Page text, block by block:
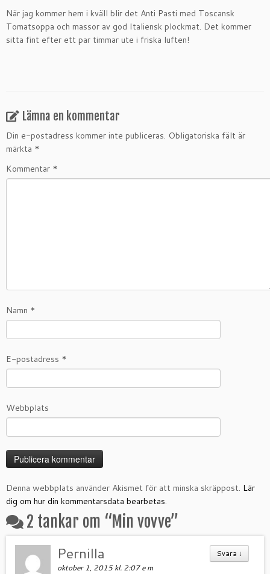
När jag kommer hem i kväll blir det Anti Pasti med Toscansk
Tomatsoppa och massor av god Italiensk plockmat. Det kommer
sitta fint efter ett par timmar ute i friska luften!
Lämna en kommentar
Din e-postadress kommer inte publiceras. Obligatoriska fält är
märkta *
Kommentar *
Namn *
E-postadress *
Webbplats
Denna webbplats använder Akismet för att minska skräppost. Lär
dig om hur din kommentarsdata bearbetas.
2 tankar om “Min vovve”
Svara ↓
Pernilla
oktober 1, 2015 kl. 2:07 e m